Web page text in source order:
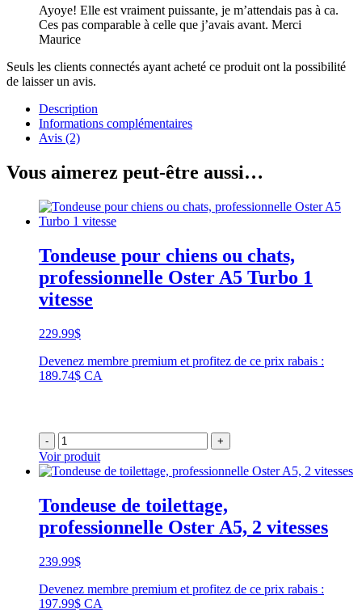
Ayoye! Elle est vraiment puissante, je m’attendais pas à ca.
Ces pas comparable à celle que j’avais avant. Merci
Maurice
Seuls les clients connectés ayant acheté ce produit ont la possibilité
de laisser un avis.
Description
Informations complémentaires
Avis (2)
Vous aimerez peut-être aussi…
Tondeuse pour chiens ou chats,
professionnelle Oster A5 Turbo 1
vitesse
229.99$
Devenez membre premium et profitez de ce prix rabais :
189.74$ CA
- +
Voir produit
Tondeuse de toilettage,
professionnelle Oster A5, 2 vitesses
239.99$
Devenez membre premium et profitez de ce prix rabais :
197.99$ CA